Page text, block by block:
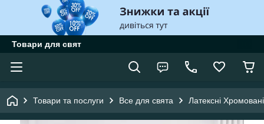
Товари для свят
Товари та послуги Все для свята Латексні Хромовані